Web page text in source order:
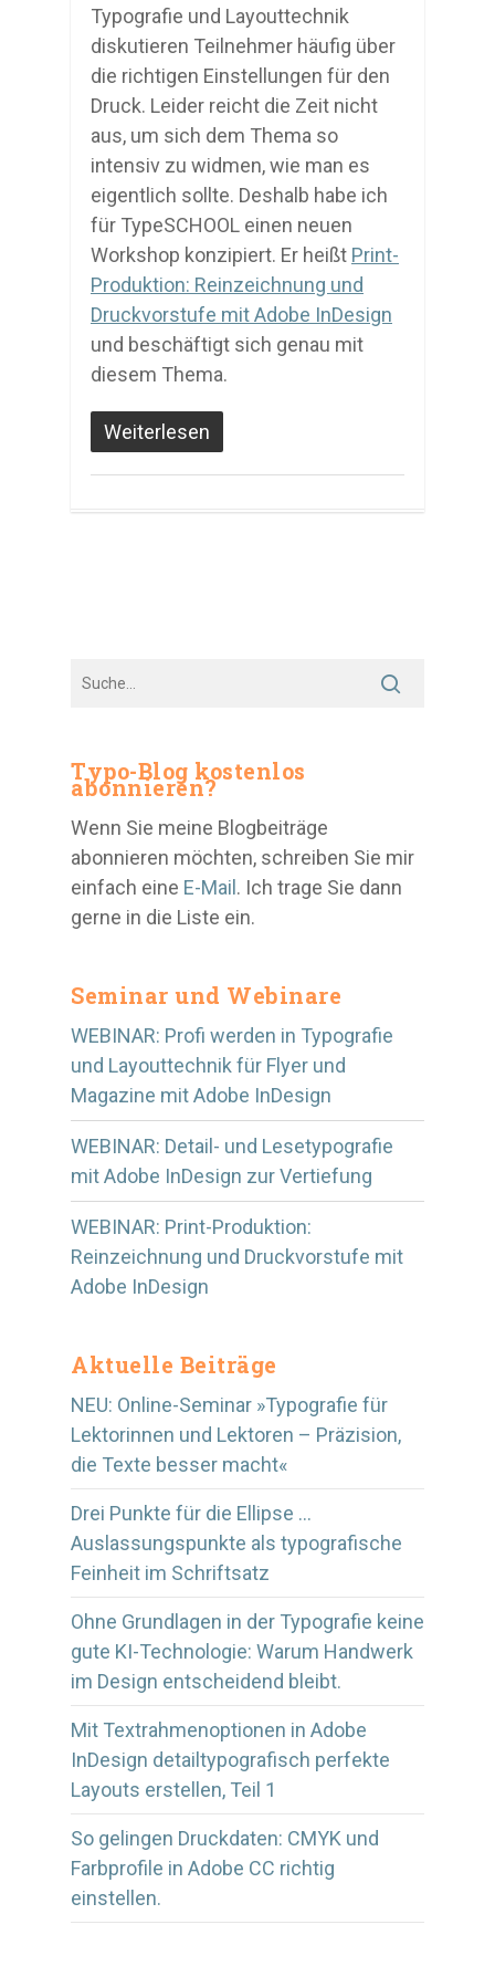
Typografie und Layouttechnik
diskutieren Teilnehmer häufig über
die richtigen Einstellungen für den
Druck. Leider reicht die Zeit nicht
aus, um sich dem Thema so
intensiv zu widmen, wie man es
eigentlich sollte. Deshalb habe ich
für TypeSCHOOL einen neuen
Workshop konzipiert. Er heißt Print-
Produktion: Reinzeichnung und
Druckvorstufe mit Adobe InDesign
und beschäftigt sich genau mit
diesem Thema.
Weiterlesen
Typo-Blog kostenlos
abonnieren?
Wenn Sie meine Blogbeiträge
abonnieren möchten, schreiben Sie mir
einfach eine E-Mail. Ich trage Sie dann
gerne in die Liste ein.
Seminar und Webinare
WEBINAR: Profi werden in Typografie
und Layouttechnik für Flyer und
Magazine mit Adobe InDesign
WEBINAR: Detail- und Lesetypografie
mit Adobe InDesign zur Vertiefung
WEBINAR: Print-Produktion:
Reinzeichnung und Druckvorstufe mit
Adobe InDesign
Aktuelle Beiträge
NEU: Online-Seminar »Typografie für
Lektorinnen und Lektoren – Präzision,
die Texte besser macht«
Drei Punkte für die Ellipse …
Auslassungspunkte als typografische
Feinheit im Schriftsatz
Ohne Grundlagen in der Typografie keine
gute KI-Technologie: Warum Handwerk
im Design entscheidend bleibt.
Mit Textrahmenoptionen in Adobe
InDesign detailtypografisch perfekte
Layouts erstellen, Teil 1
So gelingen Druckdaten: CMYK und
Farbprofile in Adobe CC richtig
einstellen.